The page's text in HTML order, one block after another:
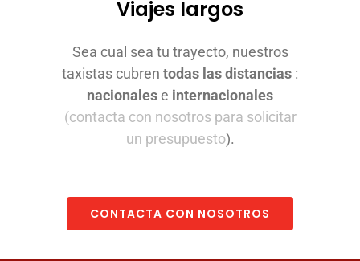
Viajes largos
Sea cual sea tu trayecto, nuestros
taxistas cubren todas las distancias :
nacionalese internacionales
(contacta con nosotros para solicitar
un presupuesto).
CONTACTA CON NOSOTROS